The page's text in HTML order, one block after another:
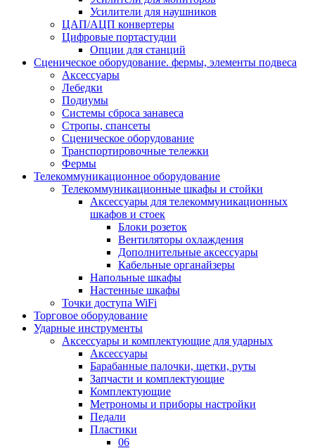
Усилители для наушников
ЦАП/АЦП конвертеры
Цифровые портастудии
Опции для станций
Сценическое оборудование. фермы, элементы подвеса
Аксессуары
Лебедки
Подиумы
Системы сброса занавеса
Стропы, спансеты
Сценическое оборудование
Транспортировочные тележки
Фермы
Телекоммуникационное оборудование
Телекоммуникационные шкафы и стойки
Аксессуары для телекоммуникационных
шкафов и стоек
Блоки розеток
Вентиляторы охлаждения
Дополнительные аксессуары
Кабельные органайзеры
Напольные шкафы
Настенные шкафы
Точки доступа WiFi
Торговое оборудование
Ударные инструменты
Аксессуары и комплектующие для ударных
Аксессуары
Барабанные палочки, щетки, руты
Запчасти и комплектующие
Комплектующие
Метрономы и приборы настройки
Педали
Пластики
06